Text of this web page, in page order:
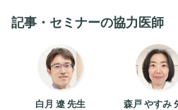
記事・セミナーの協力医師
白月 遼 先生 森戸 やすみ